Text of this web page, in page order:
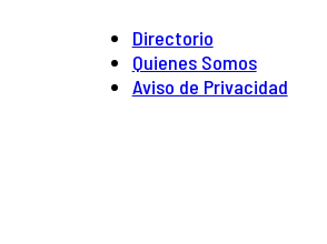
Directorio
Quienes Somos
Aviso de Privacidad